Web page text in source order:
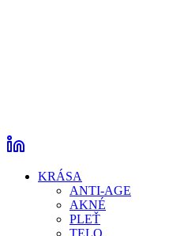
KRÁSA
ANTI-AGE
AKNÉ
PLEŤ
TELO